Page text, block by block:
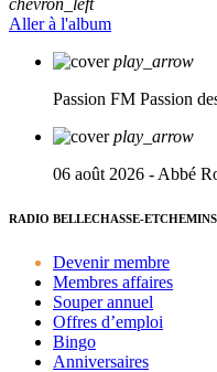
chevron_left
Aller à l'album
play_arrow
Passion FM Passion
play_arrow
06 août 2026 - Abbé
RADIO BELLECHASSE-ETCHEMINS
Devenir membre
Membres affaires
Souper annuel
Offres d’emploi
Bingo
Anniversaires